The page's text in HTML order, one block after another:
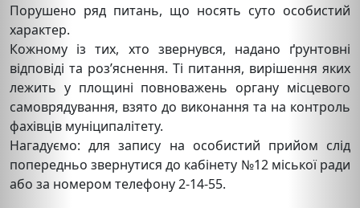
Порушено ряд питань, що носять суто особистий
характер.
Кожному із тих, хто звернувся, надано ґрунтовні
відповіді та роз’яснення. Ті питання, вирішення яких
лежить у площині повноважень органу місцевого
самоврядування, взято до виконання та на контроль
фахівців муніципалітету.
Нагадуємо: для запису на особистий прийом слід
попередньо звернутися до кабінету №12 міської ради
або за номером телефону 2-14-55.